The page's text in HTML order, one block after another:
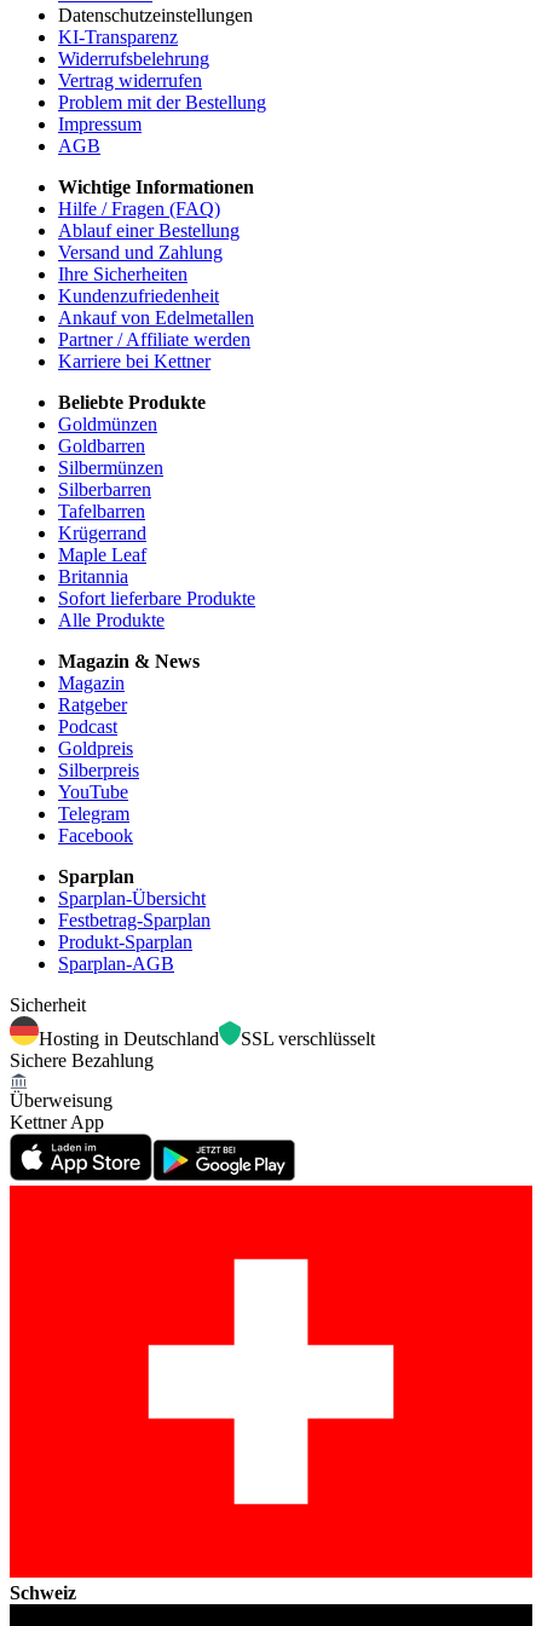
Datenschutzeinstellungen
KI-Transparenz
Widerrufsbelehrung
Vertrag widerrufen
Problem mit der Bestellung
Impressum
AGB
Wichtige Informationen
Hilfe / Fragen (FAQ)
Ablauf einer Bestellung
Versand und Zahlung
Ihre Sicherheiten
Kundenzufriedenheit
Ankauf von Edelmetallen
Partner / Affiliate werden
Karriere bei Kettner
Beliebte Produkte
Goldmünzen
Goldbarren
Silbermünzen
Silberbarren
Tafelbarren
Krügerrand
Maple Leaf
Britannia
Sofort lieferbare Produkte
Alle Produkte
Magazin & News
Magazin
Ratgeber
Podcast
Goldpreis
Silberpreis
YouTube
Telegram
Facebook
Sparplan
Sparplan-Übersicht
Festbetrag-Sparplan
Produkt-Sparplan
Sparplan-AGB
Sicherheit
Hosting in Deutschland
SSL verschlüsselt
Sichere Bezahlung
Überweisung
Kettner App
Schweiz